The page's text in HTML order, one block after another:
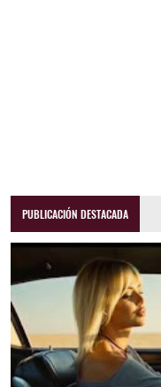
PUBLICACIÓN DESTACADA